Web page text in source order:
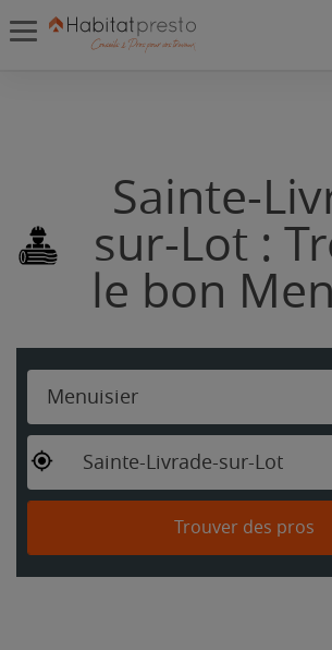
Sainte-
sur-Lot :
le bon
Menuisier
Sainte-Livrade-sur-Lot
Trouver des pros